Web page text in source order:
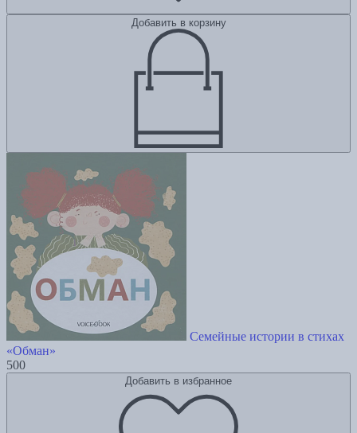
Добавить в корзину
Семейные истории в стихах
«Обман»
500
Добавить в избранное